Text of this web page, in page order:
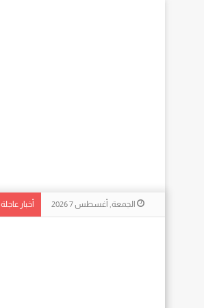
الجمعة, أغسطس 7 2026 أخبار عاجلة